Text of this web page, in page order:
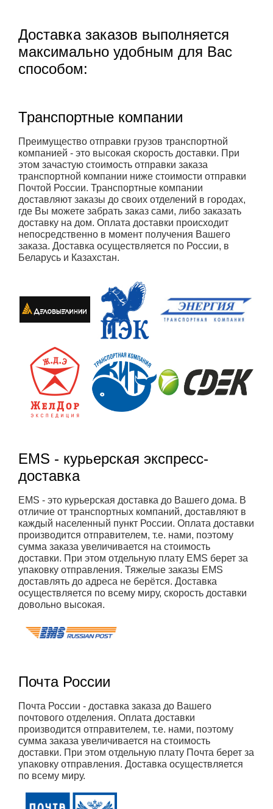
Доставка заказов выполняется
максимально удобным для Вас
способом:
Транспортные компании
Преимущество отправки грузов транспортной
компанией - это высокая скорость доставки. При
этом зачастую стоимость отправки заказа
транспортной компании ниже стоимости отправки
Почтой России. Транспортные компании
доставляют заказы до своих отделений в городах,
где Вы можете забрать заказ сами, либо заказать
доставку на дом. Оплата доставки происходит
непосредственно в момент получения Вашего
заказа. Доставка осуществляется по России, в
Беларусь и Казахстан.
EMS - курьерская экспресс-
доставка
EMS - это курьерская доставка до Вашего дома. В
отличие от транспортных компаний, доставляют в
каждый населенный пункт России. Оплата доставки
производится отправителем, т.е. нами, поэтому
сумма заказа увеличивается на стоимость
доставки. При этом отдельную плату EMS берет за
упаковку отправления. Тяжелые заказы EMS
доставлять до адреса не берётся. Доставка
осуществляется по всему миру, скорость доставки
довольно высокая.
Почта России
Почта России - доставка заказа до Вашего
почтового отделения. Оплата доставки
производится отправителем, т.е. нами, поэтому
сумма заказа увеличивается на стоимость
доставки. При этом отдельную плату Почта берет за
упаковку отправления. Доставка осуществляется
по всему миру.